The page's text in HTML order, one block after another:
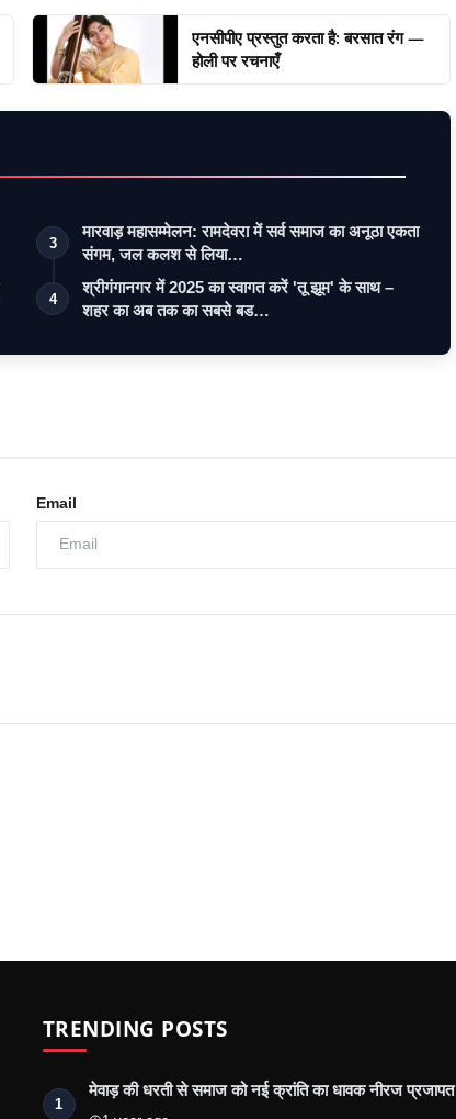
एनसीपीए प्रस्तुत करता है: बरसात रंग —
होली पर रचनाएँ
3
मारवाड़ महासम्मेलन: रामदेवरा में सर्व समाज का अनूठा एकता
संगम, जल कलश से लिया…
4
श्रीगंगानगर में 2025 का स्वागत करें 'तू झूम' के साथ –
शहर का अब तक का सबसे बड…
Email
TRENDING POSTS
1
मेवाड़ की धरती से समाज को नई क्रांति का धावक नीरज प्रजापत